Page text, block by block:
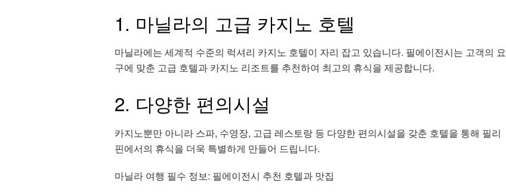
1. 마닐라의 고급 카지노 호텔
마닐라에는 세계적 수준의 럭셔리 카지노 호텔이 자리 잡고 있습니다. 필에이전시는 고객의 요
구에 맞춘 고급 호텔과 카지노 리조트를 추천하여 최고의 휴식을 제공합니다.
2. 다양한 편의시설
카지노뿐만 아니라 스파, 수영장, 고급 레스토랑 등 다양한 편의시설을 갖춘 호텔을 통해 필리
핀에서의 휴식을 더욱 특별하게 만들어 드립니다.
마닐라 여행 필수 정보: 필에이전시 추천 호텔과 맛집